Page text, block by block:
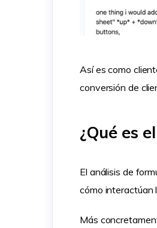
Así es como
conversión de
¿Qué es
El análisis de
cómo interactúan
Más